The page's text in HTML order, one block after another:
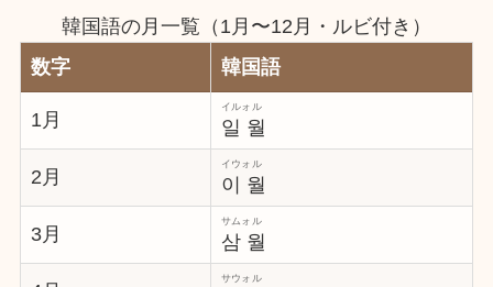
韓国語の月一覧（1月〜12月・ルビ付き）
数字
韓国語
1月 일 월
イルォル
2月 이 월
イウォル
3月 삼 월
サムォル
サウォル